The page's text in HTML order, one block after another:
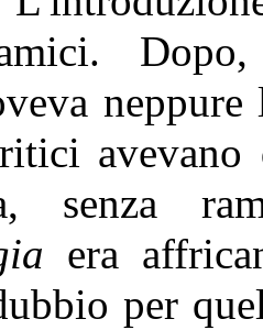
avevano
senza
era
per